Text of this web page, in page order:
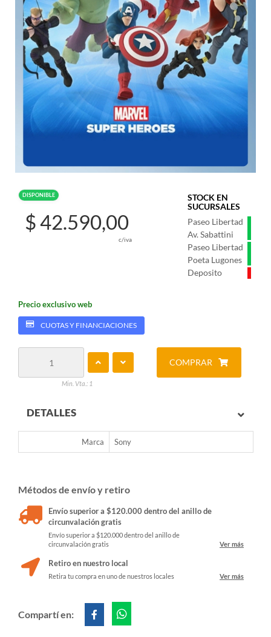
DISPONIBLE
STOCK EN
SUCURSALES
Paseo Libertad
Av. Sabattini
Paseo Libertad
Poeta Lugones
Deposito
$ 42.590,00
c/iva
Precio exclusivo web
CUOTAS Y FINANCIACIONES
Min. Vta.: 1
COMPRAR
DETALLES
Marca Sony
Métodos de envío y retiro
Envío superior a $120.000 dentro del anillo de
circunvalación gratis
Envío superior a $120.000 dentro del anillo de
circunvalación gratis
Ver más
Retiro en nuestro local
Retira tu compra en uno de nuestros locales Ver más
Compartí en: